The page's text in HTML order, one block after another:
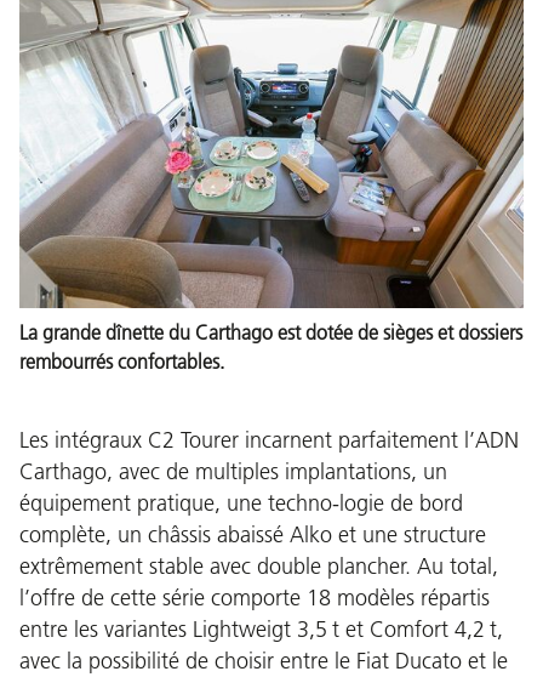
La grande dînette du Carthago est dotée de sièges et dossiers
rembourrés confortables.
Les intégraux C2 Tourer incarnent parfaitement l’ADN
Carthago, avec de multiples implantations, un
équipement pratique, une techno-logie de bord
complète, un châssis abaissé Alko et une structure
extrêmement stable avec double plancher. Au total,
l’offre de cette série comporte 18 modèles répartis
entre les variantes Lightweigt 3,5 t et Comfort 4,2 t,
avec la possibilité de choisir entre le Fiat Ducato et le